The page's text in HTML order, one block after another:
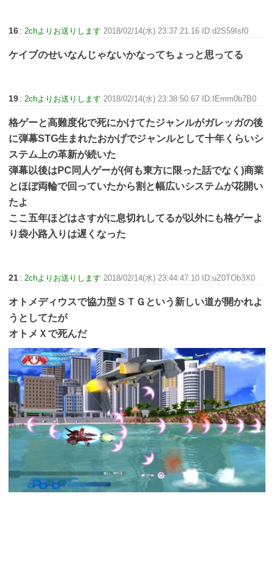
16 :2chよりお送りします 2018/02/14(水) 23:37:21.16 ID:d2S59Isf0
ケイブのせいなんじゃないかなってちょっと思ってる
19 :2chよりお送りします 2018/02/14(水) 23:38:50.67 ID:IEmm0b7B0
格ゲーと高難度化で死にかけてたジャンルがガレッガの後
に弾幕STG生まれたおかげでジャンルとして十年くらいシ
ステム上の革新が続いた
弾幕以後はPC同人ゲーが(何も東方に限った話でなく)商業
とほぼ両輪で回っていたから割と幅広いシステムが花開い
たよ
ここ五年ほどはさすがに息切れしてるが以外にも格ゲーよ
り袋小路入りは遅くなった
21 :2chよりお送りします 2018/02/14(水) 23:44:47.10 ID:uZ0TOb3X0
オトメディウスで協力型ＳＴＧという新しい道が開かれよ
うとしてたが
オトメＸで死んだ